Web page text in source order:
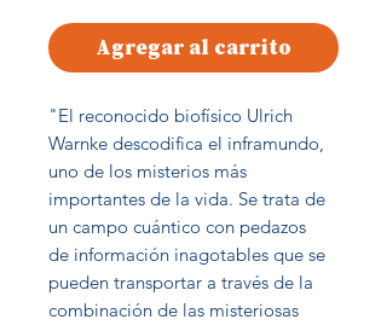
Agregar al carrito
"El reconocido biofísico Ulrich
Warnke descodifica el inframundo,
uno de los misterios más
importantes de la vida. Se trata de
un campo cuántico con pedazos
de información inagotables que se
pueden transportar a través de la
combinación de las misteriosas